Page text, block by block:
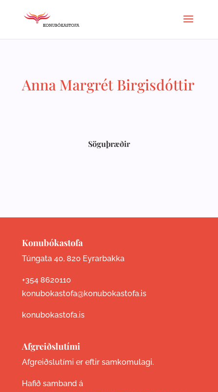
Anna Margrét Birgisdóttir
Söguþræðir
Konubókastofa
Túngata 40, 820 Eyrarbakka
+354 8620110
konubokastofa@konubokastofa.is
konubokastofa.is
Afgreiðslutími
Afgreiðslutími er eftir samkomulagi.
Hafið samband á